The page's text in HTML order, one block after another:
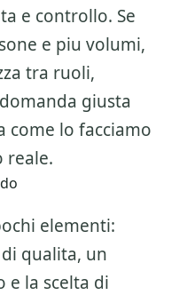
e controllo. Se
e piu volumi,
tra ruoli,
giusta
come lo facciamo
reale.
elementi:
qualita, un
e la scelta di